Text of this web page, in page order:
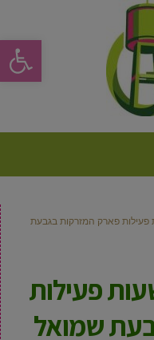
פתח
פעילות פארק המזרקות בגבעת
פעילות
שמואל